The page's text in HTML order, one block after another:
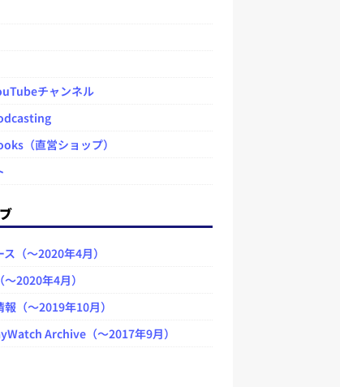
チャンネル
（直営ショップ）
（～2020年4月）
2020年4月）
（～2019年10月）
Archive（～2017年9月）